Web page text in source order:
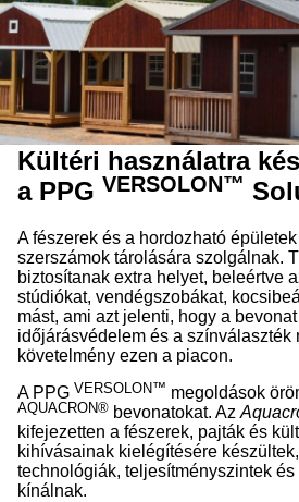
Kültéri használatra
a PPG VERSOLON™
A fészerek és a hordozható
szerszámok tárolására szolgálnak.
biztosítanak extra helyet, beleértve
stúdiókat, vendégszobákat,
mást, ami azt jelenti, hogy a
időjárásvédelem és a színválaszték
követelmény ezen a piacon.
A PPG VERSOLON™ megoldások
AQUACRON® bevonatokat. Az
kifejezetten a fészerek, pajták és
kihívásainak kielégítésére
technológiák, teljesítményszintek
kínálnak.